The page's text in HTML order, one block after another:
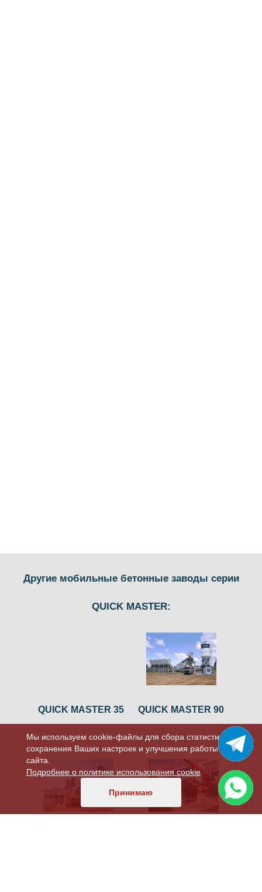
Другие мобильные бетонные заводы серии
QUICK MASTER:
QUICK MASTER 35 QUICK MASTER 90
Мы используем cookie-файлы для сбора статистики,
сохранения Ваших настроек и улучшения работы
сайта.
Подробнее о политике использования cookie
Принимаю